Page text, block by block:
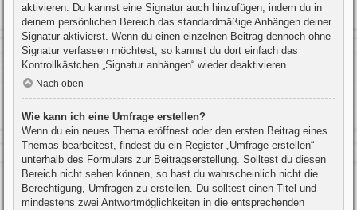
aktivieren. Du kannst eine Signatur auch hinzufügen, indem du in
deinem persönlichen Bereich das standardmäßige Anhängen deiner
Signatur aktivierst. Wenn du einen einzelnen Beitrag dennoch ohne
Signatur verfassen möchtest, so kannst du dort einfach das
Kontrollkästchen „Signatur anhängen“ wieder deaktivieren.
Nach oben
Wie kann ich eine Umfrage erstellen?
Wenn du ein neues Thema eröffnest oder den ersten Beitrag eines
Themas bearbeitest, findest du ein Register „Umfrage erstellen“
unterhalb des Formulars zur Beitragserstellung. Solltest du diesen
Bereich nicht sehen können, so hast du wahrscheinlich nicht die
Berechtigung, Umfragen zu erstellen. Du solltest einen Titel und
mindestens zwei Antwortmöglichkeiten in die entsprechenden